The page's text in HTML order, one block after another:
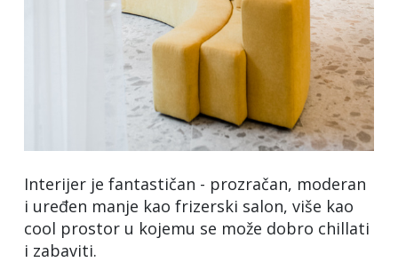
Interijer je fantastičan - prozračan, moderan
i uređen manje kao frizerski salon, više kao
cool prostor u kojemu se može dobro chillati
i zabaviti.